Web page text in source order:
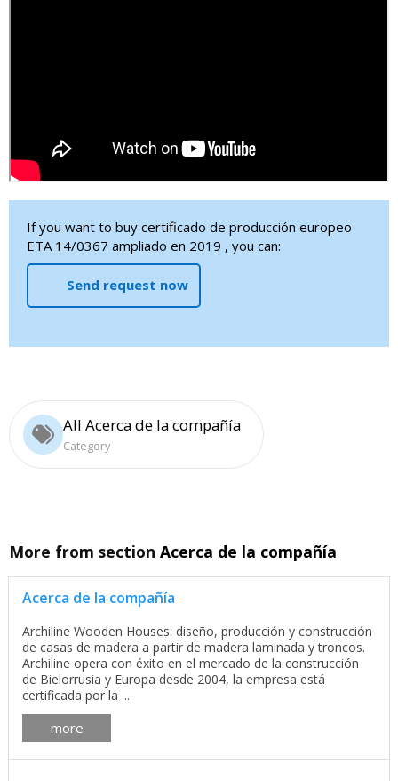
If you want to buy certificado de producción europeo
ETA 14/0367 ampliado en 2019 , you can:
Send request now
All Acerca de la compañía
Category
More from section Acerca de la compañía
Acerca de la compañía
Archiline Wooden Houses: diseño, producción y construcción
de casas de madera a partir de madera laminada y troncos.
Archiline opera con éxito en el mercado de la construcción
de Bielorrusia y Europa desde 2004, la empresa está
certificada por la ...
more